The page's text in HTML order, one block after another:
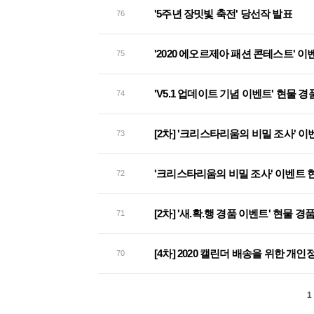
76 '5주년 장밋빛 축전' 당선작 발표
75 '2020 에오르제아 패션 콘테스트' 이
74 'V5.1 업데이트 기념 이벤트' 현물 경
73 [2차] '크리스타리움의 비밀 조사' 이
72 '크리스타리움의 비밀 조사' 이벤트
71 [2차] '새.확.행 경품 이벤트' 현물 경
70 [4차] 2020 캘린더 배송을 위한 개인
1